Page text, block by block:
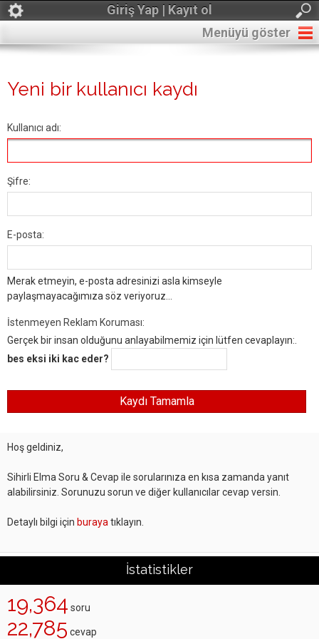
Giriş Yap | Kayıt ol
Menüyü göster
Yeni bir kullanıcı kaydı
Kullanıcı adı:
Şifre:
E-posta:
Merak etmeyin, e-posta adresinizi asla kimseyle
paylaşmayacağımıza söz veriyoruz...
İstenmeyen Reklam Koruması:
Gerçek bir insan olduğunu anlayabilmemiz için lütfen cevaplayın:.
bes eksi iki kac eder?
Hoş geldiniz,
Sihirli Elma Soru & Cevap ile sorularınıza en kısa zamanda yanıt
alabilirsiniz. Sorunuzu sorun ve diğer kullanıcılar cevap versin.
Detaylı bilgi için buraya tıklayın.
İstatistikler
19,364 soru
22,785 cevap